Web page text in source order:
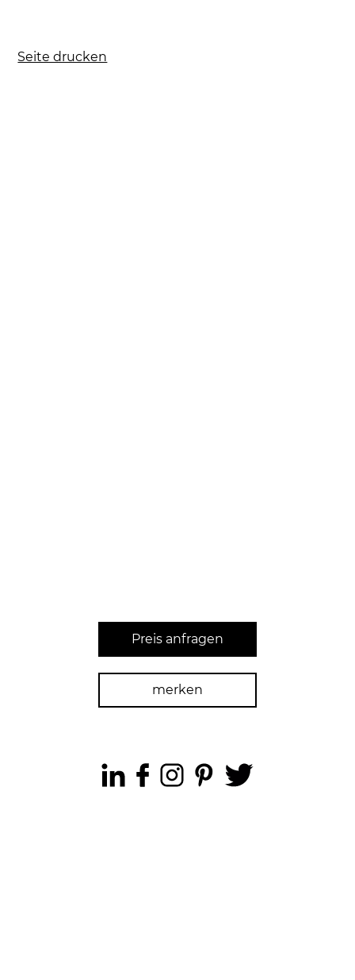
Seite drucken
Preis anfragen
merken